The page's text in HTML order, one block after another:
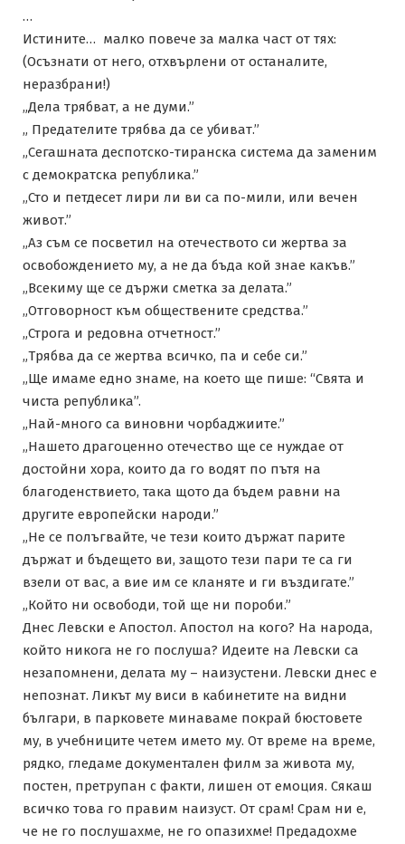
…
Истините… малко повече за малка част от тях:
(Осъзнати от него, отхвърлени от останалите,
неразбрани!)
„Дела трябват, а не думи.”
„ Предателите трябва да се убиват.”
„Сегашната деспотско-тиранска система да заменим
с демократска република.”
„Сто и петдесет лири ли ви са по-мили, или вечен
живот.”
„Аз съм се посветил на отечеството си жертва за
освобождението му, а не да бъда кой знае какъв.”
„Всекиму ще се държи сметка за делата.”
„Отговорност към обществените средства.”
„Строга и редовна отчетност.”
„Трябва да се жертва всичко, па и себе си.”
„Ще имаме едно знаме, на което ще пише: “Свята и
чиста република”.
„Най-много са виновни чорбаджиите.”
„Нашето драгоценно отечество ще се нуждае от
достойни хора, които да го водят по пътя на
благоденствието, така щото да бъдем равни на
другите европейски народи.”
„Не се полъгвайте, че тези които държат парите
държат и бъдещето ви, защото тези пари те са ги
взели от вас, а вие им се кланяте и ги въздигате.”
„Който ни освободи, той ще ни пороби.”
Днес Левски е Апостол. Апостол на кого? На народа,
който никога не го послуша? Идеите на Левски са
незапомнени, делата му – наизустени. Левски днес е
непознат. Ликът му виси в кабинетите на видни
българи, в парковете минаваме покрай бюстовете
му, в учебниците четем името му. От време на време,
рядко, гледаме документален филм за живота му,
постен, претрупан с факти, лишен от емоция. Сякаш
всичко това го правим наизуст. От срам! Срам ни е,
че не го послушахме, не го опазихме! Предадохме